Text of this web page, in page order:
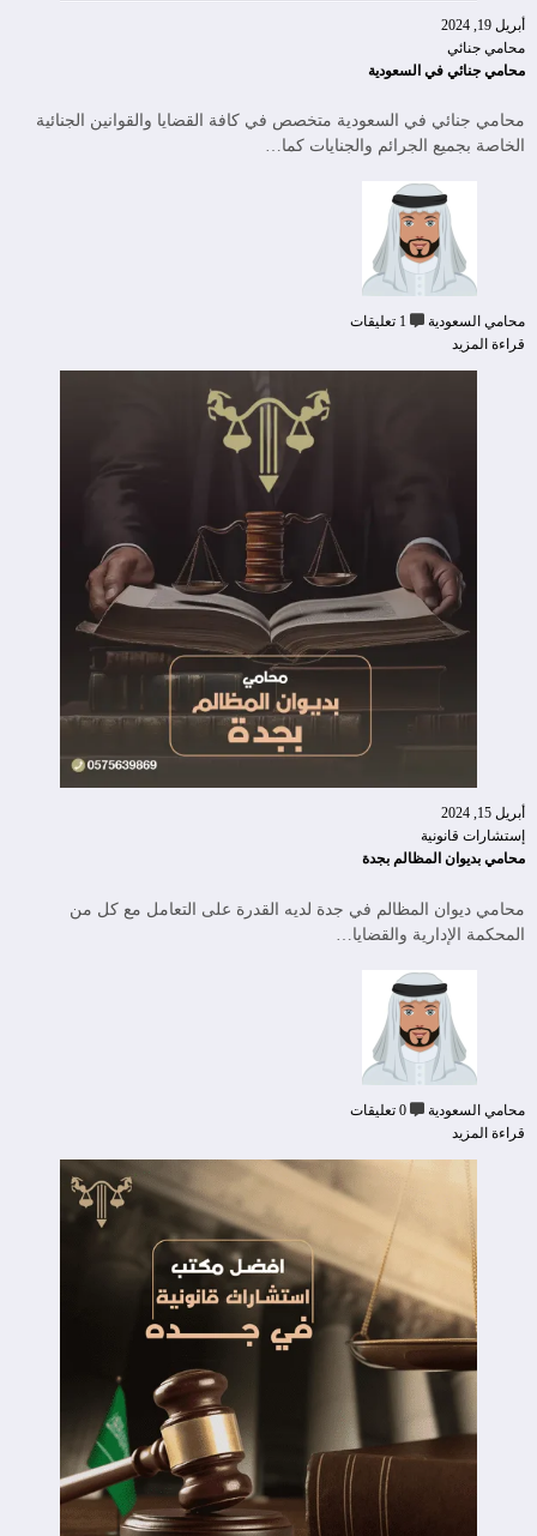
أبريل 19, 2024
محامي جنائي
محامي جنائي في السعودية
محامي جنائي في السعودية متخصص في كافة القضايا والقوانين الجنائية
الخاصة بجميع الجرائم والجنايات كما…
محامي السعودية
1 تعليقات
قراءة المزيد
أبريل 15, 2024
إستشارات قانونية
محامي بديوان المظالم بجدة
محامي ديوان المظالم في جدة لديه القدرة على التعامل مع كل من
المحكمة الإدارية والقضايا…
محامي السعودية
0 تعليقات
قراءة المزيد